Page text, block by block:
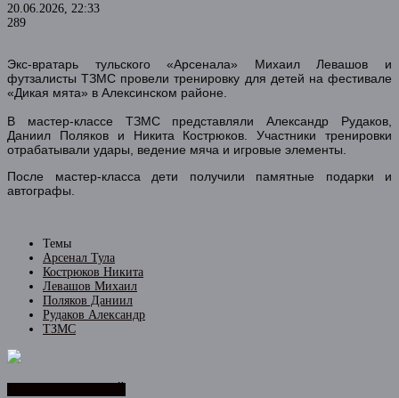
20.06.2026, 22:33
289
Экс-вратарь тульского «Арсенала» Михаил Левашов и
футзалисты ТЗМС провели тренировку для детей на фестивале
«Дикая мята» в Алексинском районе.
В мастер-классе ТЗМС представляли Александр Рудаков,
Даниил Поляков и Никита Кострюков. Участники тренировки
отрабатывали удары, ведение мяча и игровые элементы.
После мастер-класса дети получили памятные подарки и
автографы.
Темы
Арсенал Тула
Кострюков Никита
Левашов Михаил
Поляков Даниил
Рудаков Александр
ТЗМС